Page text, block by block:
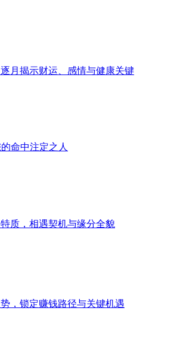
月揭示财运、感情与健康关键
命中注定之人
质，相遇契机与缘分全貌
，锁定赚钱路径与关键机遇